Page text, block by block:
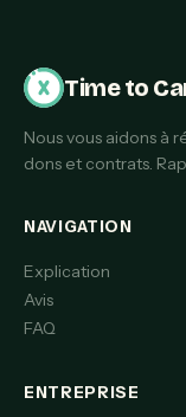
Time to
Nous vous aidons à
dons et contrats.
NAVIGATION
Explication
Avis
FAQ
ENTREPRISE